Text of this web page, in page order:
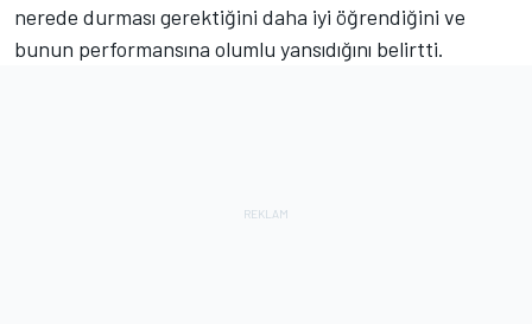
nerede durması gerektiğini daha iyi öğrendiğini ve
bunun performansına olumlu yansıdığını belirtti.